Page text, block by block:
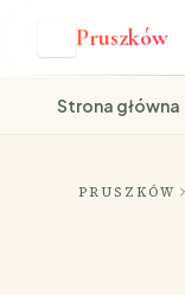
Pruszków
Strona główna
PRUSZKÓW